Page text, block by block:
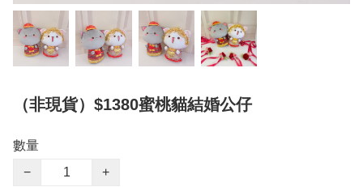
（非現貨）$1380蜜桃貓結婚公仔
數量
−
+